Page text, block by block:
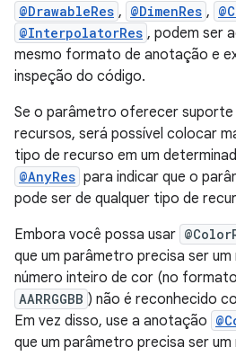
@DrawableRes , @DimenRes ,
@InterpolatorRes , podem ser
mesmo formato de anotação e
inspeção do código.
Se o parâmetro oferecer
recursos, será possível colocar
tipo de recurso em um
@AnyRes para indicar que o
pode ser de qualquer tipo de
Embora você possa usar
que um parâmetro precisa ser
número inteiro de cor (no formato
AARRGGBB ) não é reconhecido
Em vez disso, use a anotação
que um parâmetro precisa ser